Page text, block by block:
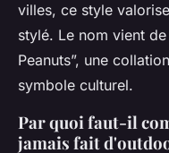
villes, ce style
stylé. Le nom vient de
Peanuts”, une
symbole culturel.
Par quoi faut-il
jamais fait